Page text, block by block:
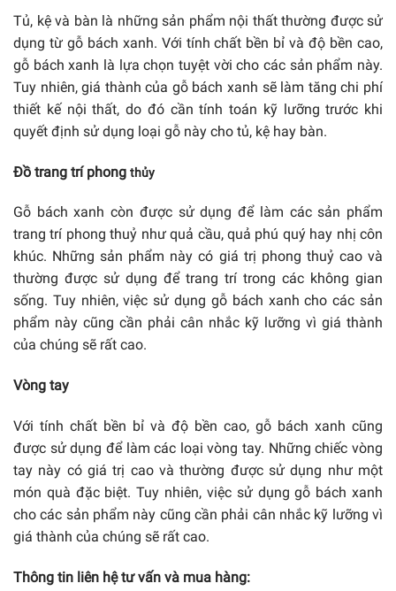
Tủ, kệ và bàn là những sản phẩm nội thất thường được sử
dụng từ gỗ bách xanh. Với tính chất bền bỉ và độ bền cao,
gỗ bách xanh là lựa chọn tuyệt vời cho các sản phẩm này.
Tuy nhiên, giá thành của gỗ bách xanh sẽ làm tăng chi phí
thiết kế nội thất, do đó cần tính toán kỹ lưỡng trước khi
quyết định sử dụng loại gỗ này cho tủ, kệ hay bàn.
Đồ trang trí phong thủy
Gỗ bách xanh còn được sử dụng để làm các sản phẩm
trang trí phong thuỷ như quả cầu, quả phú quý hay nhị côn
khúc. Những sản phẩm này có giá trị phong thuỷ cao và
thường được sử dụng để trang trí trong các không gian
sống. Tuy nhiên, việc sử dụng gỗ bách xanh cho các sản
phẩm này cũng cần phải cân nhắc kỹ lưỡng vì giá thành
của chúng sẽ rất cao.
Vòng tay
Với tính chất bền bỉ và độ bền cao, gỗ bách xanh cũng
được sử dụng để làm các loại vòng tay. Những chiếc vòng
tay này có giá trị cao và thường được sử dụng như một
món quà đặc biệt. Tuy nhiên, việc sử dụng gỗ bách xanh
cho các sản phẩm này cũng cần phải cân nhắc kỹ lưỡng vì
giá thành của chúng sẽ rất cao.
Thông tin liên hệ tư vấn và mua hàng: